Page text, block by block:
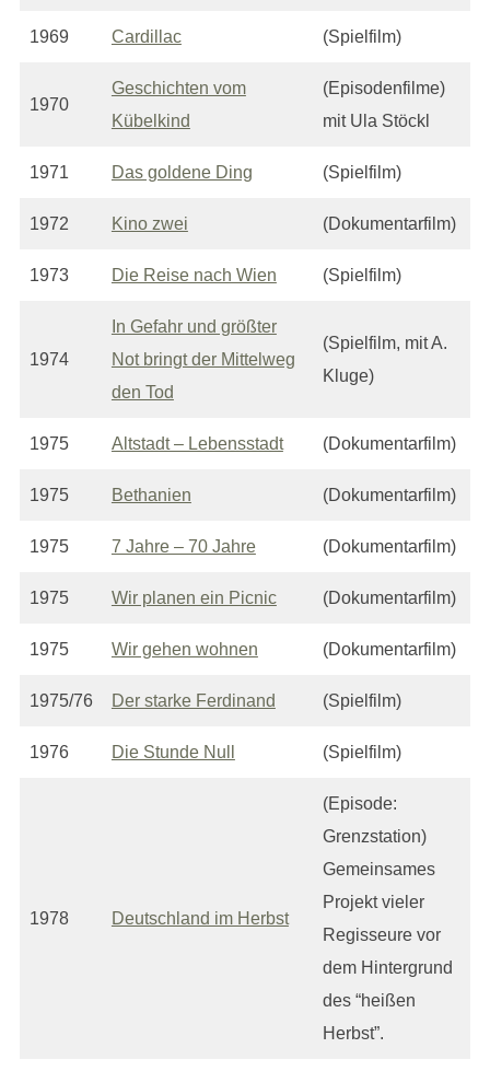
1969 Cardillac (Spielfilm)
1970
Geschichten vom
Kübelkind
(Episodenfilme)
mit Ula Stöckl
1971 Das goldene Ding (Spielfilm)
1972 Kino zwei (Dokumentarfilm)
1973 Die Reise nach Wien (Spielfilm)
1974
In Gefahr und größter
Not bringt der Mittelweg
den Tod
(Spielfilm, mit A.
Kluge)
1975 Altstadt – Lebensstadt (Dokumentarfilm)
1975 Bethanien (Dokumentarfilm)
1975 7 Jahre – 70 Jahre (Dokumentarfilm)
1975 Wir planen ein Picnic (Dokumentarfilm)
1975 Wir gehen wohnen (Dokumentarfilm)
1975/76 Der starke Ferdinand (Spielfilm)
1976 Die Stunde Null (Spielfilm)
1978 Deutschland im Herbst
(Episode:
Grenzstation)
Gemeinsames
Projekt vieler
Regisseure vor
dem Hintergrund
des “heißen
Herbst”.